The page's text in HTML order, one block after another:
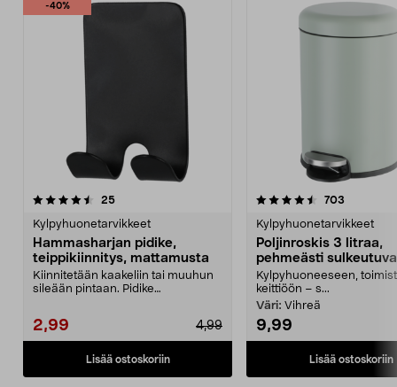
-40%
25arvostelut
Kylpyhuonetarvikkeet
Hammasharjan pidike,
teippikiinnitys, mattamusta
Kiinnitetään kaakeliin tai muuhun
sileään pintaan. Pidike
2,99 4,99
Lisää ostoskoriin
4.5 viidestä
703
Kylpyhuonetarvikkeet
Poljinroskis 3 litraa,
pehmeästi
Kylpyhuoneeseen,
keittiöön – s...
Väri: Vihreä
9,99
Lisää ostoskoriin
4.5 viidestä